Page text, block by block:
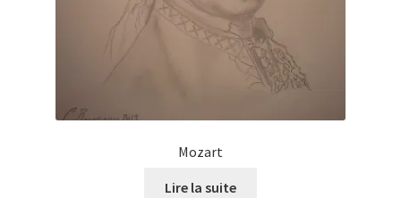
Mozart
Lire la suite